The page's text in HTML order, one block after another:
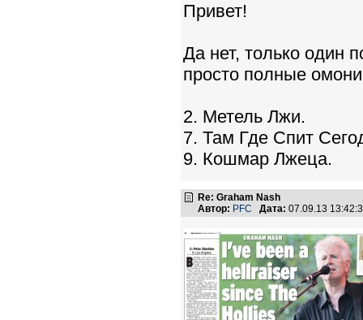
Привет!
Да нет, только один
просто полные
2. Метель Лжи.
7. Там Где Спит
9. Кошмар Лжеца.
Re: Graham Nash
Автор: PFC Дата: 07.09.13